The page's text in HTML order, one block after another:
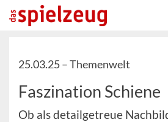
25.03.25 –Themenwelt
Faszination Schiene
Ob als detailgetreue